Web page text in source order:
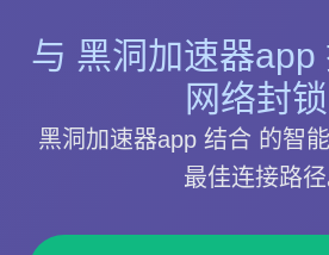
与 黑洞加速器app
网络封锁
黑洞加速器app 结合 的智
最佳连接路径